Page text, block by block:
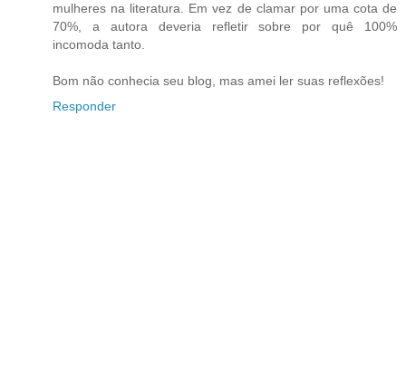
mulheres na literatura. Em vez de clamar por uma cota de
70%, a autora deveria refletir sobre por quê 100%
incomoda tanto.
Bom não conhecia seu blog, mas amei ler suas reflexões!
Responder